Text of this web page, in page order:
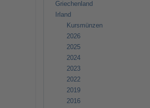
Griechenland
Irland
Kursmünzen
2026
2025
2024
2023
2022
2019
2016